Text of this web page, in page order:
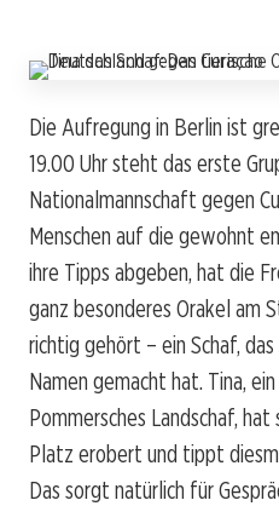
Die Aufregung in Berlin ist
19.00 Uhr steht das erste
Nationalmannschaft gegen
Menschen auf die gewohnt
ihre Tipps abgeben, hat die
ganz besonderes Orakel am
richtig gehört – ein Schaf,
Namen gemacht hat. Tina,
Pommersches Landschaf,
Platz erobert und tippt
Das sorgt natürlich für